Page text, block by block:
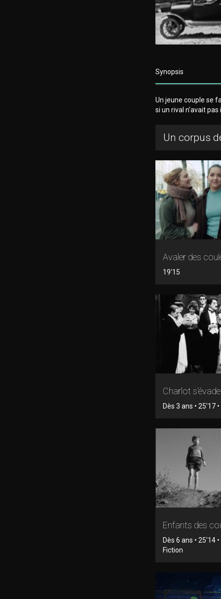
Synopsis
Un jeune couple se
si un rival n'avait
Un corpus
Avaler des
19'15
Charlot s'évade
Dès 3 ans • 25'17
Enfants des
Dès 6 ans • 25'14
Fiction